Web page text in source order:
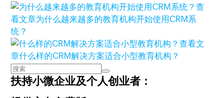
查
看文章为什么越来越多的教育机构开始使用CRM系
统？
查看文
章什么样的CRM解决方案适合小型教育机构？
扶持小微企业及个人创业者：